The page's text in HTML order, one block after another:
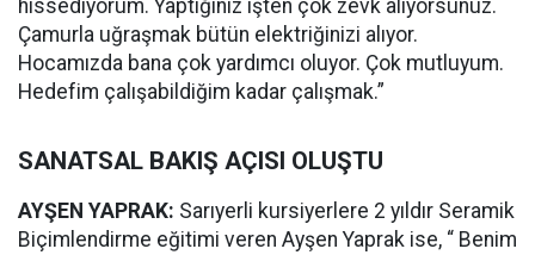
hissediyorum. Yaptığınız işten çok zevk alıyorsunuz.
Çamurla uğraşmak bütün elektriğinizi alıyor.
Hocamızda bana çok yardımcı oluyor. Çok mutluyum.
Hedefim çalışabildiğim kadar çalışmak.”
SANATSAL BAKIŞ AÇISI OLUŞTU
AYŞEN YAPRAK: Sarıyerli kursiyerlere 2 yıldır Seramik
Biçimlendirme eğitimi veren Ayşen Yaprak ise, “ Benim